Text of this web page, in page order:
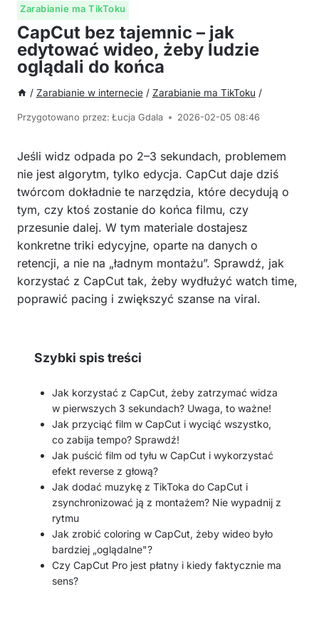
Zarabianie ma TikToku
CapCut bez tajemnic – jak
edytować wideo, żeby ludzie
oglądali do końca
/ Zarabianie w internecie / Zarabianie ma TikToku /
Przygotowano przez: Łucja Gdala 2026-02-05 08:46
Jeśli widz odpada po 2–3 sekundach, problemem
nie jest algorytm, tylko edycja. CapCut daje dziś
twórcom dokładnie te narzędzia, które decydują o
tym, czy ktoś zostanie do końca filmu, czy
przesunie dalej. W tym materiale dostajesz
konkretne triki edycyjne, oparte na danych o
retencji, a nie na „ładnym montażu”. Sprawdź, jak
korzystać z CapCut tak, żeby wydłużyć watch time,
poprawić pacing i zwiększyć szanse na viral.
Szybki spis treści
Jak korzystać z CapCut, żeby zatrzymać widza
w pierwszych 3 sekundach? Uwaga, to ważne!
Jak przyciąć film w CapCut i wyciąć wszystko,
co zabija tempo? Sprawdź!
Jak puścić film od tyłu w CapCut i wykorzystać
efekt reverse z głową?
Jak dodać muzykę z TikToka do CapCut i
zsynchronizować ją z montażem? Nie wypadnij z
rytmu
Jak zrobić coloring w CapCut, żeby wideo było
bardziej „oglądalne"?
Czy CapCut Pro jest płatny i kiedy faktycznie ma
sens?